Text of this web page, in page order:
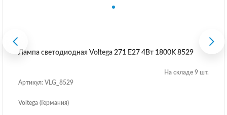
Лампа светодиодная Voltega 271 E27 4Вт 1800K 8529
На складе 9 шт.
Артикул: VLG_8529
Voltega (Германия)